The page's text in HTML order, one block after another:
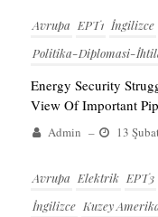
Avrupa EPT1 İngilizce
Politika-Diplomasi-
Energy Security
View Of Important
Admin – 13
Avrupa Elektrik EPT3
İngilizce Kuzey